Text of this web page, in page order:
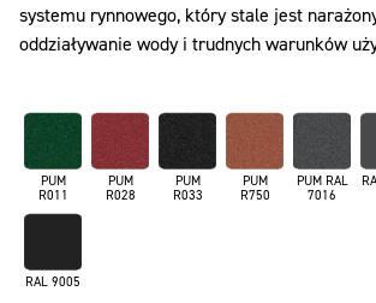
systemu rynnowego, który stale jest
oddziaływanie wody i trudnych warunków
PUM
R011
PUM
R028
PUM
R033
PUM
R750
PUM RAL
7016
RAL 9005